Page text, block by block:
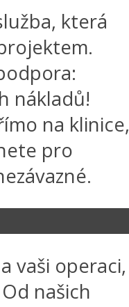
která
nákladů!
na klinice,
pro
vaši operaci,
našich